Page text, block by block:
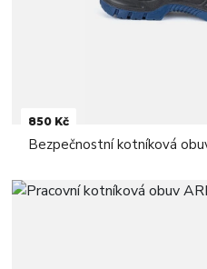
850 Kč
Bezpečnostní kotníková